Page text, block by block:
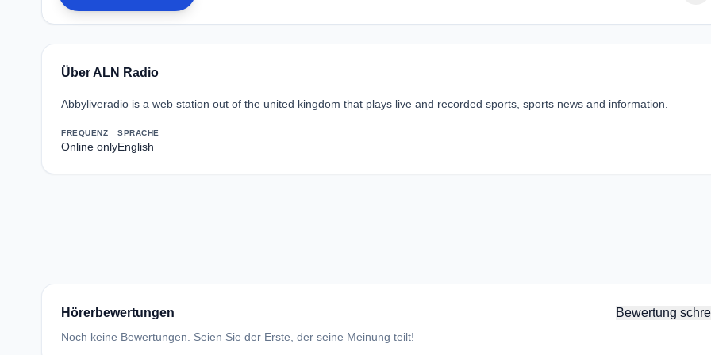
Über ALN Radio
Abbyliveradio is a web station out of the united kingdom that plays live and recorded sports, sports news and information.
FREQUENZ
Online only
SPRACHE
English
Hörerbewertungen Bewertung
Noch keine Bewertungen. Seien Sie der Erste, der seine Meinung teilt!